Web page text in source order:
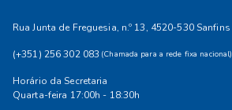
Rua Junta de Freguesia, n.º 13, 4520-530 Sanfins
(+351) 256 302 083 (Chamada para a rede fixa nacional)
Horário da Secretaria
Quarta-feira 17:00h - 18:30h